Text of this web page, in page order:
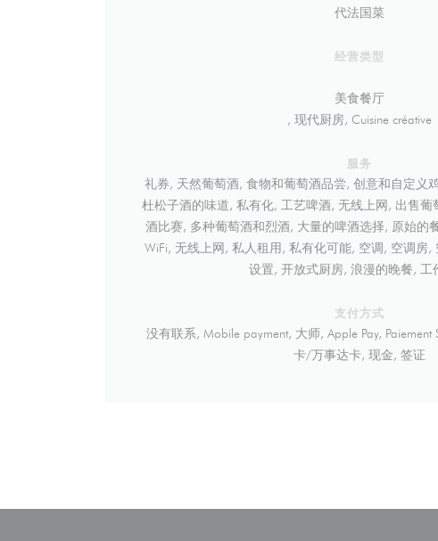
代法国菜
经营类型
美食餐厅
, 现代厨房, Cuisine créative
服务
礼券, 天然葡萄酒, 食物和葡萄酒品尝, 创意和自定义
杜松子酒的味道, 私有化, 工艺啤酒, 无线上网, 出售
酒比赛, 多种葡萄酒和烈酒, 大量的啤酒选择, 原始的
WiFi, 无线上网, 私人租用, 私有化可能, 空调, 空调房,
设置, 开放式厨房, 浪漫的晚餐, 工
支付方式
没有联系, Mobile payment, 大师, Apple Pay,
卡/万事达卡, 现金, 签证